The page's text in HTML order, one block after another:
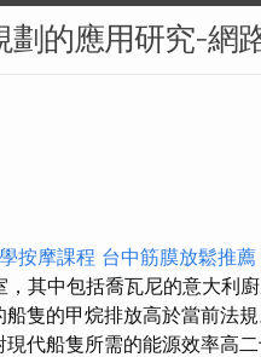
劃的應用研究-網
學按摩課程 台中筋膜放鬆推薦
其中包括喬瓦尼的意大利
隻的甲烷排放高於當前法規
代船隻所需的能源效率高二